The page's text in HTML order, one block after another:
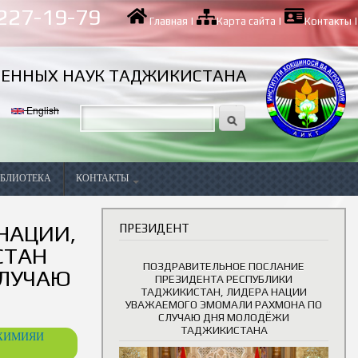
227-19-79 Главная | Карта сайта | Контакты|
НАУК ТАДЖИКИСТАНА
English
КОНТАКТЫ
ПРЕЗИДЕНТ
ПОЗДРАВИТЕЛЬНОЕ ПОСЛАНИЕ
ПРЕЗИДЕНТА РЕСПУБЛИКИ
ТАДЖИКИСТАН, ЛИДЕРА НАЦИИ
УВАЖАЕМОГО ЭМОМАЛИ РАХМОНА ПО
СЛУЧАЮ ДНЯ МОЛОДЁЖИ
ТАДЖИКИСТАНА